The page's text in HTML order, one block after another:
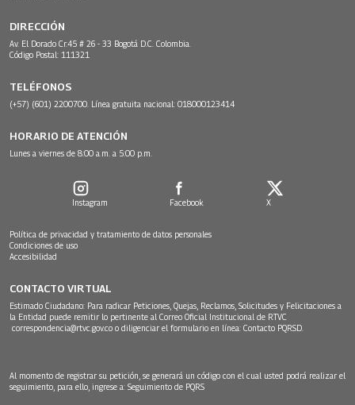
DIRECCIÓN
Av. El Dorado Cr.45 # 26 - 33 Bogotá D.C. Colombia.
Código Postal: 111321
TELÉFONOS
(+57) (601) 2200700. Línea gratuita nacional: 018000123414
HORARIO DE ATENCIÓN
Lunes a viernes de 8:00 a.m. a 5:00 p.m.
Instagram Facebook X
Política de privacidad y tratamiento de datos personales
Condiciones de uso
Accesibilidad
CONTACTO VIRTUAL
Estimado Ciudadano: Para radicar Peticiones, Quejas, Reclamos, Solicitudes y Felicitaciones a
la Entidad puede remitir lo pertinente al Correo Oficial Institucional de RTVC
correspondencia@rtvc.gov.co o diligenciar el formulario en línea: Contacto PQRSD.
Al momento de registrar su petición, se generará un código con el cual usted podrá realizar el
seguimiento, para ello, ingrese a: Seguimiento de PQRS